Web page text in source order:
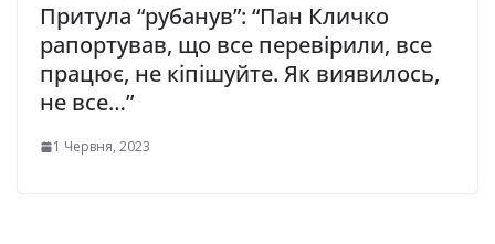
Притула “рубанув”: “Пан Кличко
рапортував, що все перевірили, все
працює, не кіпішуйте. Як виявилось,
не все…”
1 Червня, 2023